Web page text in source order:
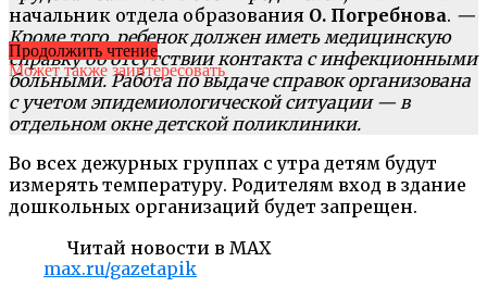
начальник отдела образования О. Погребнова. —
Кроме того, ребенок должен иметь медицинскую
справку об отсутствии контакта с инфекционными
больными. Работа по выдаче справок организована
с учетом эпидемиологической ситуации — в
отдельном окне детской поликлиники.
Во всех дежурных группах с утра детям будут
измерять температуру. Родителям вход в здание
дошкольных организаций будет запрещен.
Читай новости в MAX
max.ru/gazetapik
Продолжить чтение
Может также заинтересовать